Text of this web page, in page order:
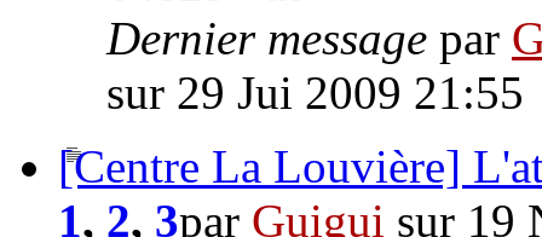
Dernier message par
sur 29 Jui 2009 21:55
[Centre La Louvière]
1, 2, 3par Guigui sur 19